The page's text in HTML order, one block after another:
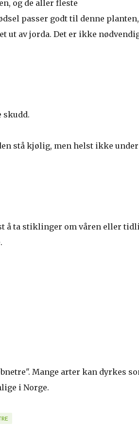
og de aller fleste
passer godt til denne planten,
ut av jorda. Det er ikke
skudd.
stå kjølig, men helst ikke under
å ta stiklinger om våren eller
Mange arter kan dyrkes
i Norge.